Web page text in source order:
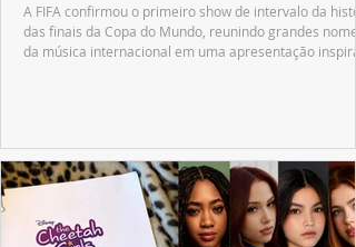
A FIFA confirmou o primeiro show de intervalo da
das finais da Copa do Mundo, reunindo grandes nomes
da música internacional em uma apresentação